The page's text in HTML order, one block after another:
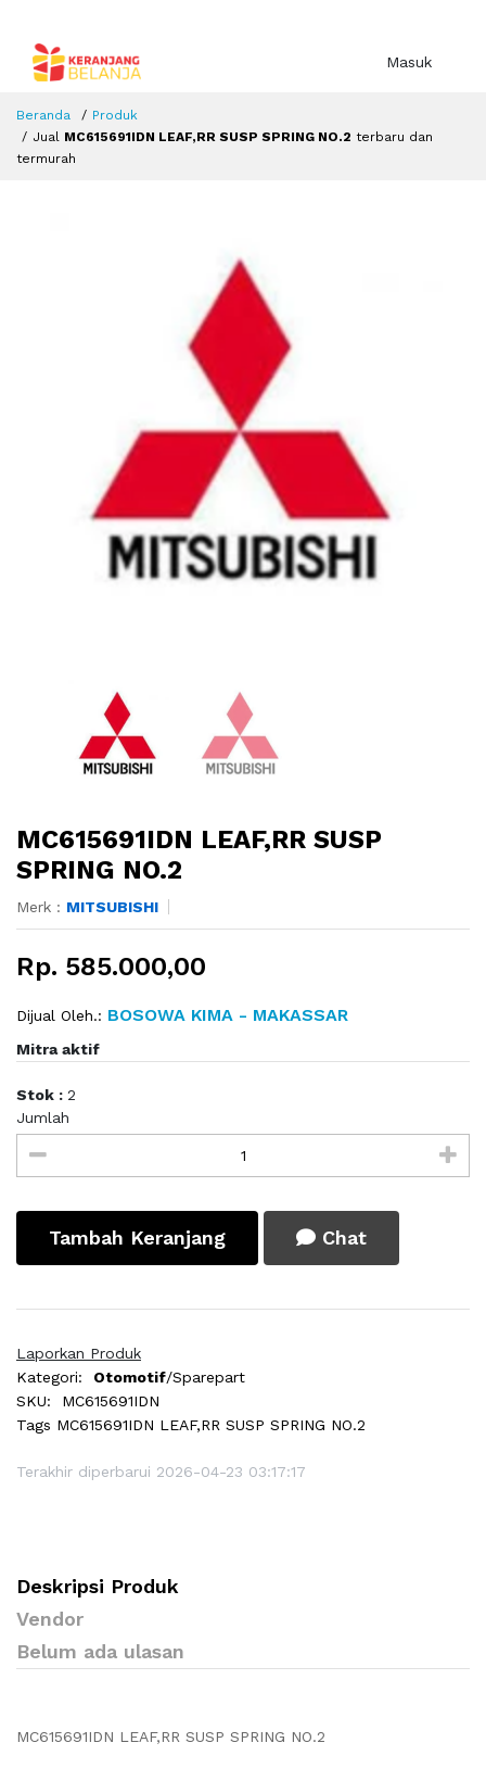
Masuk
Beranda
Produk
Jual MC615691IDN LEAF,RR SUSP SPRING NO.2 terbaru dan
termurah
MC615691IDN LEAF,RR SUSP
SPRING NO.2
Merk : MITSUBISHI
Rp. 585.000,00
Dijual Oleh.: BOSOWA KIMA - MAKASSAR
Mitra aktif
Stok : 2
Jumlah
Tambah Keranjang Chat
Laporkan Produk
Kategori:
Otomotif/Sparepart
SKU:
MC615691IDN
Tags MC615691IDN LEAF,RR SUSP SPRING NO.2
Terakhir diperbarui 2026-04-23 03:17:17
Deskripsi Produk
Vendor
Belum ada ulasan
MC615691IDN LEAF,RR SUSP SPRING NO.2